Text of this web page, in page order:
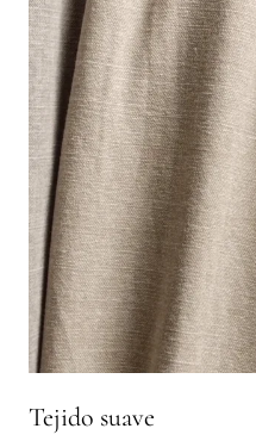
Tejido suave